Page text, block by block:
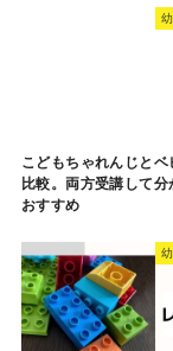
こどもちゃれんじとベ
比較。両方受講して
おすすめ